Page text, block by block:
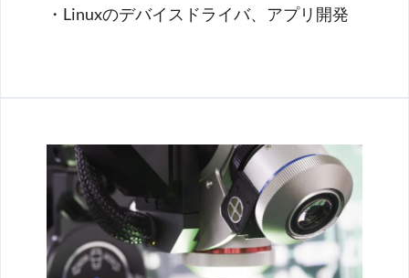
・Linuxのデバイスドライバ、アプリ開発